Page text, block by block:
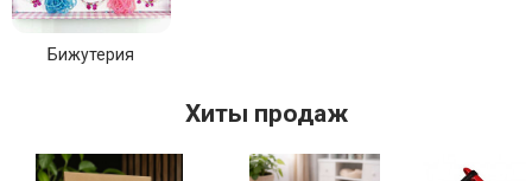
Бижутерия
Хиты продаж